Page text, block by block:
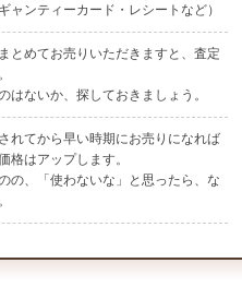
ャンティーカード・レシートなど）
とめてお売りいただきますと、査定
はないか、探しておきましょう。
れてから早い時期にお売りになれば
格はアップします。
の、「使わないな」と思ったら、な